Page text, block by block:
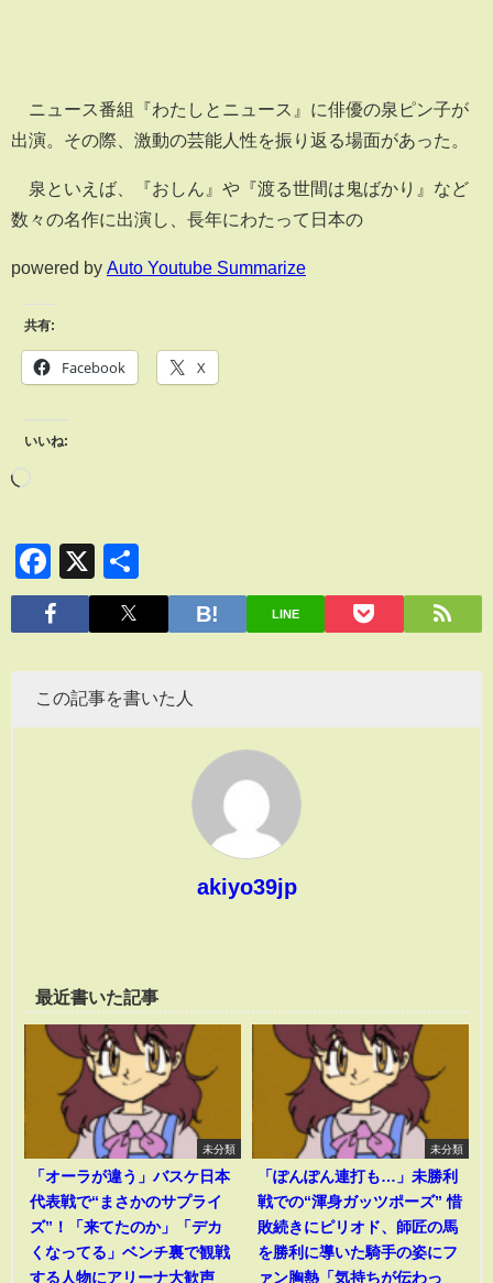
ニュース番組『わたしとニュース』に俳優の泉ピン子が
出演。その際、激動の芸能人性を振り返る場面があった。
泉といえば、『おしん』や『渡る世間は鬼ばかり』など
数々の名作に出演し、長年にわたって日本の
powered by Auto Youtube Summarize
共有:
Facebook X
いいね:
Facebook
X
有
LINE
この記事を書いた人
akiyo39jp
最近書いた記事
未分類
「オーラが違う」バスケ日本
代表戦で“まさかのサプライ
ズ”！「来てたのか」「デカ
くなってる」ベンチ裏で観戦
する人物にアリーナ大歓声
未分類
「ぽんぽん連打も…」未勝利
戦での“渾身ガッツポーズ” 惜
敗続きにピリオド、師匠の馬
を勝利に導いた騎手の姿にフ
ァン胸熱「気持ちが伝わっ